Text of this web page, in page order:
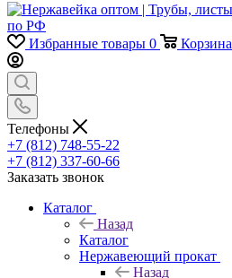
Избранные товары 0 Корзина
Телефоны
+7 (812) 748-55-22
+7 (812) 337-60-66
Заказать звонок
Каталог
Назад
Каталог
Нержавеющий прокат
Назад